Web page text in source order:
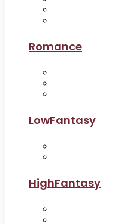
Romance
LowFantasy
HighFantasy